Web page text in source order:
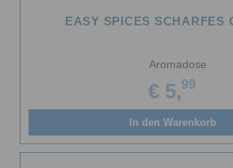
EASY SPICES SCHARFES
Aromadose
€ 5,99
In den Warenkorb